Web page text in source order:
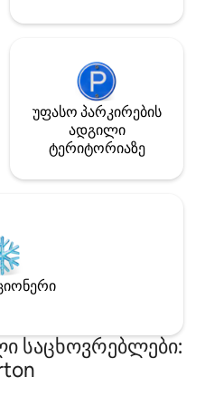
უფასო პარკირების
ადგილი
ტერიტორიაზე
საცხოვრებლები: